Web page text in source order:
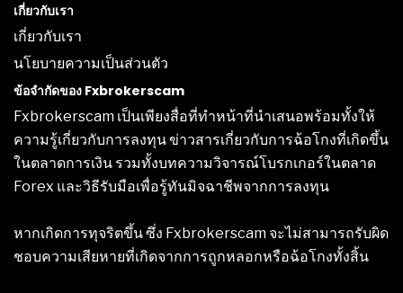
เกี่ยวกับเรา
เกี่ยวกับเรา
นโยบายความเป็นส่วนตัว
ข้อจำกัดของ Fxbrokerscam
Fxbrokerscam เป็นเพียงสื่อที่ทำหน้าที่นำเสนอพร้อมทั้งให้
ความรู้เกี่ยวกับการลงทุน ข่าวสารเกี่ยวกับการฉ้อโกงที่เกิดขึ้น
ในตลาดการเงิน รวมทั้งบทความวิจารณ์โบรกเกอร์ในตลาด
Forex และวิธีรับมือเพื่อรู้ทันมิจฉาชีพจากการลงทุน
หากเกิดการทุจริตขึ้น ซึ่ง Fxbrokerscam จะไม่สามารถรับผิด
ชอบความเสียหายที่เกิดจากการถูกหลอกหรือฉ้อโกงทั้งสิ้น